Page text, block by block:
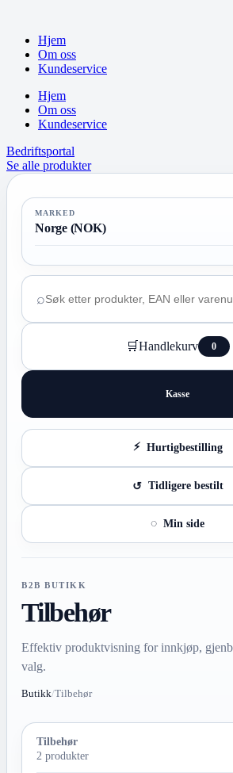
innholdetHjem
Om oss
Kundeservice
Hjem
Om oss
Kundeservice
Bedriftsportal
Se alle produkter
MARKED
Norge (NOK)
Søk
i
⌕
🛒Handlekurv 0
Kasse
Hurtigbestilling
Tidligere bestilt
Min side
B2B BUTIKK
Tilbehør
Effektiv produktvisning for innkjøp,
valg.
Butikk/Tilbehør
Tilbehør
2 produkter